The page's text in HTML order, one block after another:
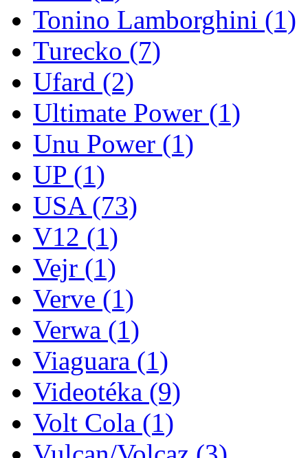
Tonino Lamborghini (1)
Turecko (7)
Ufard (2)
Ultimate Power (1)
Unu Power (1)
UP (1)
USA (73)
V12 (1)
Vejr (1)
Verve (1)
Verwa (1)
Viaguara (1)
Videotéka (9)
Volt Cola (1)